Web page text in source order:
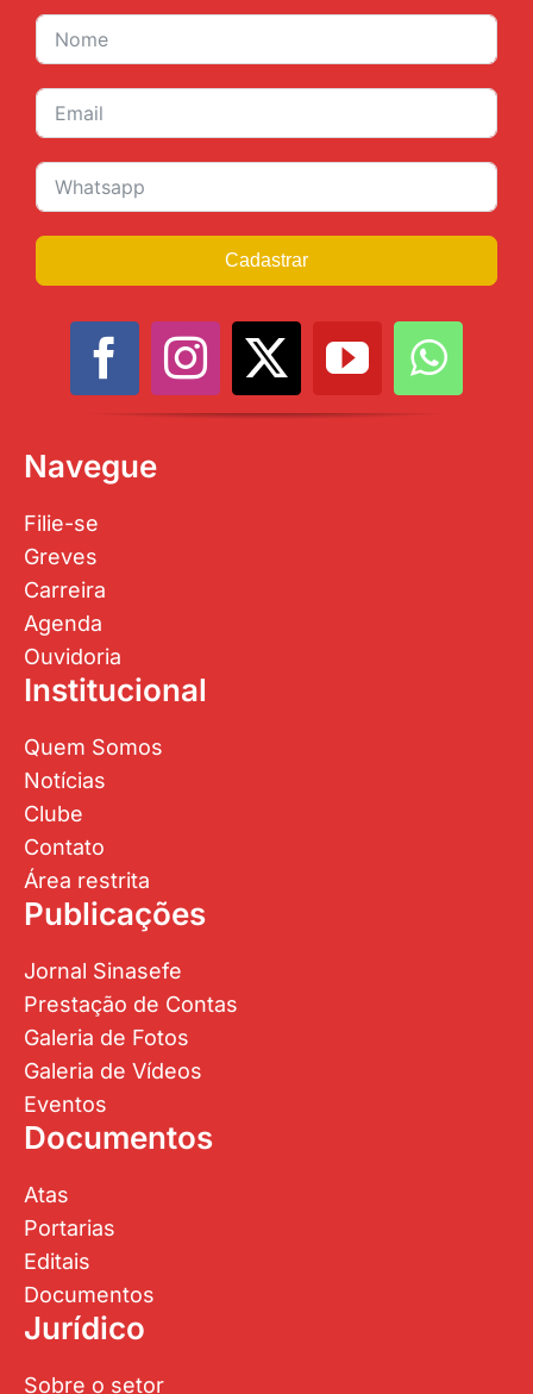
Cadastrar
Navegue
Filie-se
Greves
Carreira
Agenda
Ouvidoria
Institucional
Quem Somos
Notícias
Clube
Contato
Área restrita
Publicações
Jornal Sinasefe
Prestação de Contas
Galeria de Fotos
Galeria de Vídeos
Eventos
Documentos
Atas
Portarias
Editais
Documentos
Jurídico
Sobre o setor